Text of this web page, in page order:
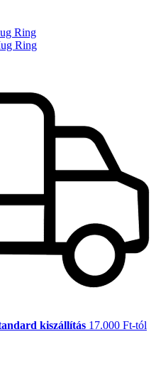
Ring
Ring
kiszállítás 17.000 Ft-tól